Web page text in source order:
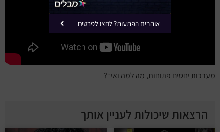
מערכות יחסים פתוחות, מה למה ואיך?
הרצאות שיכולות לעניין אותך
אוהבים הפתעות? לחצו לפרטים